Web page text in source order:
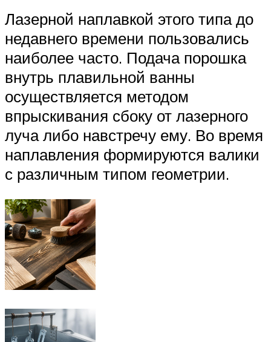
Лазерной наплавкой этого типа до
недавнего времени пользовались
наиболее часто. Подача порошка
внутрь плавильной ванны
осуществляется методом
впрыскивания сбоку от лазерного
луча либо навстречу ему. Во время
наплавления формируются валики
с различным типом геометрии.